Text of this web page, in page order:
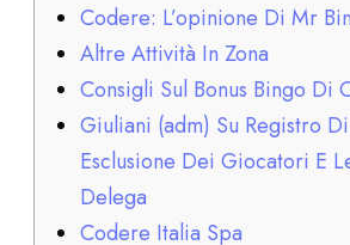
Codere: L’opinione Di Mr
Altre Attività In Zona
Consigli Sul Bonus Bingo Di
Giuliani (adm) Su Registro Di
Esclusione Dei Giocatori E
Delega
Codere Italia Spa